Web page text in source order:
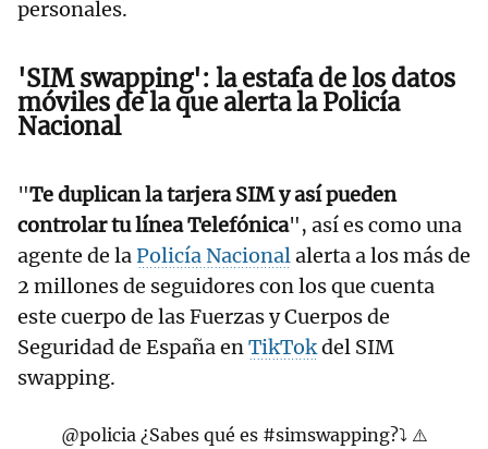
personales.
'SIM swapping': la estafa de los datos
móviles de la que alerta la Policía
Nacional
"Te duplican la tarjera SIM y así pueden
controlar tu línea Telefónica", así es como una
agente de laPolicía Nacionalalerta a los más de
2 millones de seguidores con los que cuenta
este cuerpo de las Fuerzas y Cuerpos de
Seguridad de España enTikTokdel SIM
swapping.
@policia¿Sabes qué es #simswapping?⤵️ ⚠️